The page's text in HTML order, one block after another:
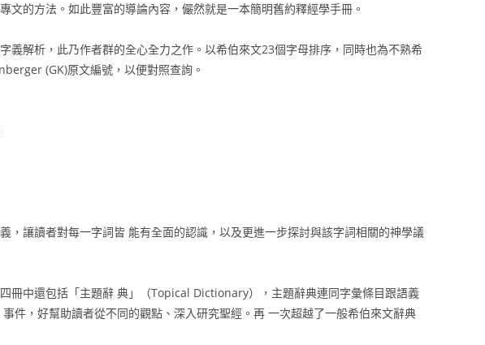
文的方法。如此豐富的導論內容，儼然就是一本簡明舊約釋經學手冊。
義解析，此乃作者群的全心全力之作。以希伯來文23個字母排序，同時也為不熟希
(GK)原文編號，以便對照查詢。
，讓讀者對每一字詞皆 能有全面的認識，以及更進一步探討與該字詞相關的神學議
冊中還包括「主題辭 典」（Topical Dictionary），主題辭典連同字彙條目跟語義
件，好幫助讀者從不同的觀點、深入研究聖經。再 一次超越了一般希伯來文辭典